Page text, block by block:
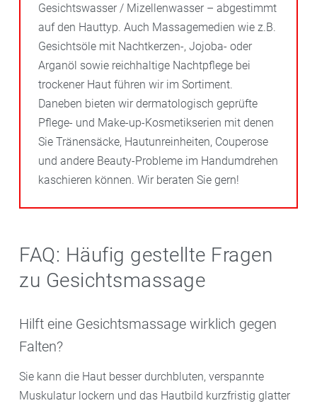
Gesichtswasser / Mizellenwasser – abgestimmt
auf den Hauttyp. Auch Massagemedien wie z.B.
Gesichtsöle mit Nachtkerzen-, Jojoba- oder
Arganöl sowie reichhaltige Nachtpflege bei
trockener Haut führen wir im Sortiment.
Daneben bieten wir dermatologisch geprüfte
Pflege- und Make-up-Kosmetikserien mit denen
Sie Tränensäcke, Hautunreinheiten, Couperose
und andere Beauty-Probleme im Handumdrehen
kaschieren können. Wir beraten Sie gern!
FAQ: Häufig gestellte Fragen
zu Gesichtsmassage
Hilft eine Gesichtsmassage wirklich gegen
Falten?
Sie kann die Haut besser durchbluten, verspannte
Muskulatur lockern und das Hautbild kurzfristig glatter